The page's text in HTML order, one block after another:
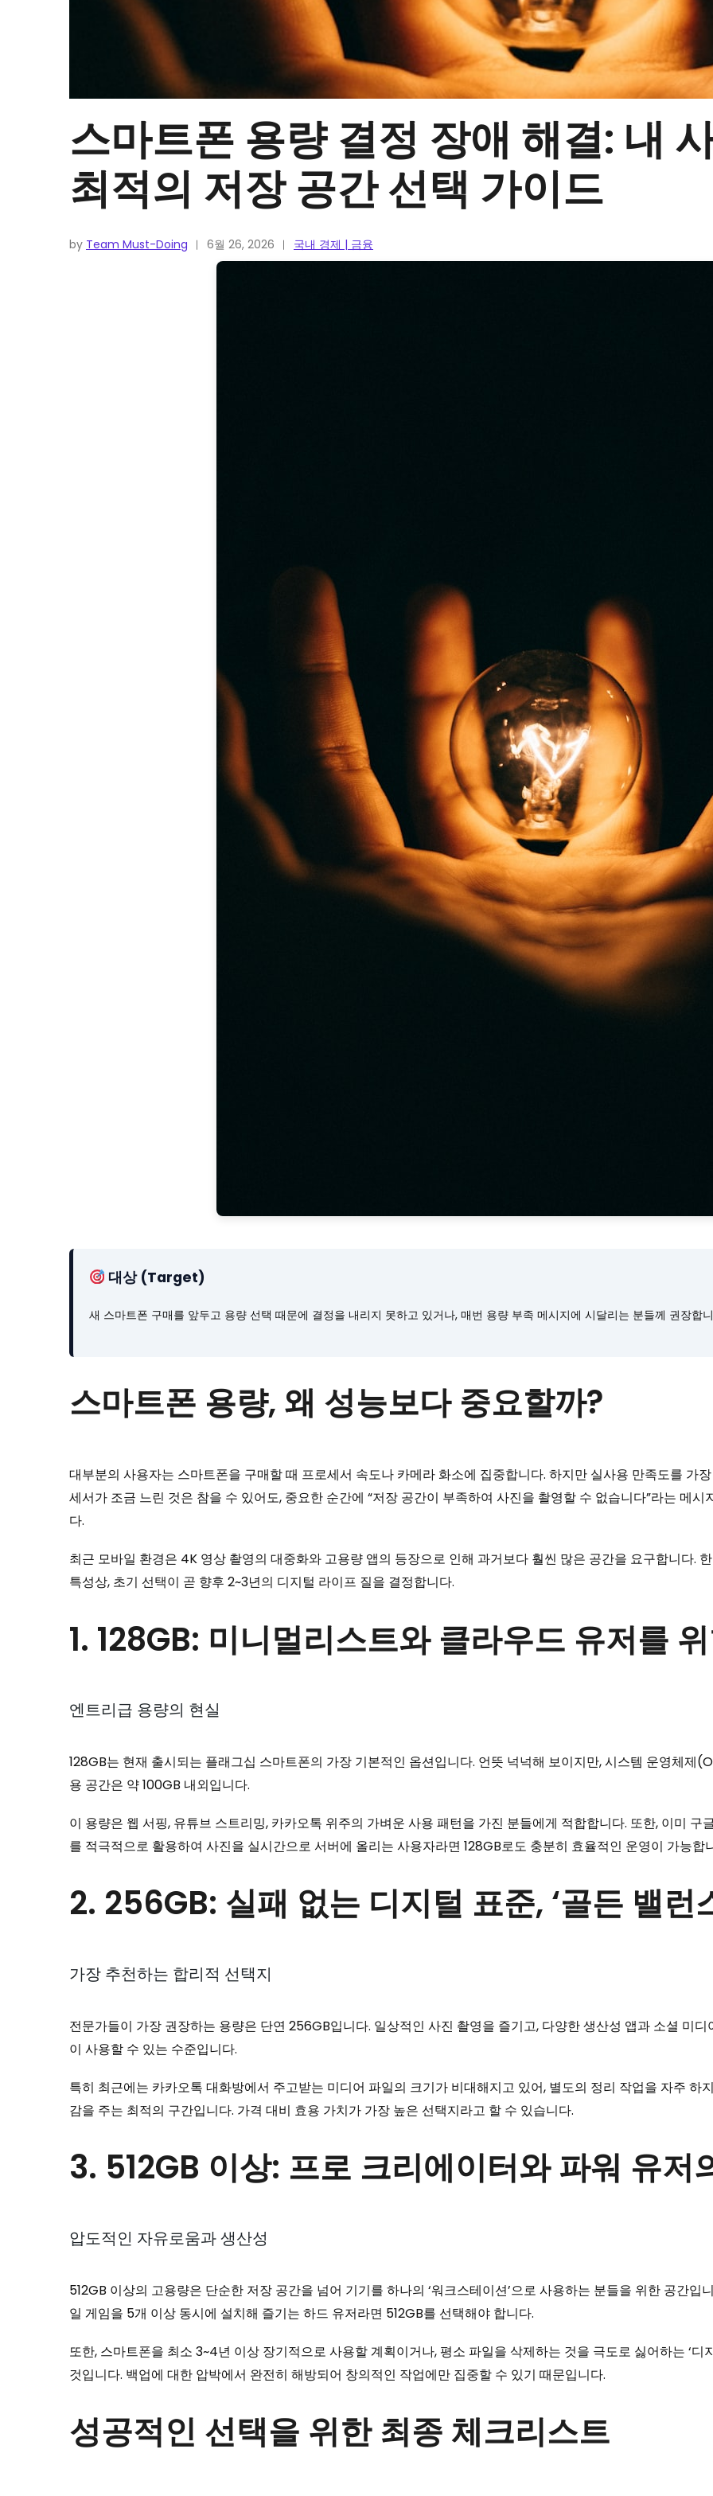
스마트폰 용량 결정 장애 해결: 내
최적의 저장 공간 선택 가이드
by Team Must-Doing 6월 26, 2026 국내 경제 | 금융
대상 (Target)
새 스마트폰 구매를 앞두고 용량 선택 때문에 결정을 내리지 못하고 있거나, 매번 용량 부족 메시지에 시달리는 분들께 권장합
스마트폰 용량, 왜 성능보다 중요할까?
대부분의 사용자는 스마트폰을 구매할 때 프로세서 속도나 카메라 화소에 집중합니다. 하지만 실사용 만족도를 가
세서가 조금 느린 것은 참을 수 있어도, 중요한 순간에 “저장 공간이 부족하여 사진을 촬영할 수 없습니다”라는 메
다.
최근 모바일 환경은 4K 영상 촬영의 대중화와 고용량 앱의 등장으로 인해 과거보다 훨씬 많은 공간을 요구합니다.
특성상, 초기 선택이 곧 향후 2~3년의 디지털 라이프 질을 결정합니다.
1. 128GB: 미니멀리스트와 클라우드 유저를
엔트리급 용량의 현실
128GB는 현재 출시되는 플래그십 스마트폰의 가장 기본적인 옵션입니다. 언뜻 넉넉해 보이지만, 시스템 운영체제
용 공간은 약 100GB 내외입니다.
이 용량은 웹 서핑, 유튜브 스트리밍, 카카오톡 위주의 가벼운 사용 패턴을 가진 분들에게 적합합니다. 또한, 이미
를 적극적으로 활용하여 사진을 실시간으로 서버에 올리는 사용자라면 128GB로도 충분히 효율적인 운영이 가능합
2. 256GB: 실패 없는 디지털 표준, ‘골든 밸런
가장 추천하는 합리적 선택지
전문가들이 가장 권장하는 용량은 단연 256GB입니다. 일상적인 사진 촬영을 즐기고, 다양한 생산성 앱과 소셜 미
이 사용할 수 있는 수준입니다.
특히 최근에는 카카오톡 대화방에서 주고받는 미디어 파일의 크기가 비대해지고 있어, 별도의 정리 작업을 자주
감을 주는 최적의 구간입니다. 가격 대비 효용 가치가 가장 높은 선택지라고 할 수 있습니다.
3. 512GB 이상: 프로 크리에이터와 파워 유저
압도적인 자유로움과 생산성
512GB 이상의 고용량은 단순한 저장 공간을 넘어 기기를 하나의 ‘워크스테이션’으로 사용하는 분들을 위한 공간
일 게임을 5개 이상 동시에 설치해 즐기는 하드 유저라면 512GB를 선택해야 합니다.
또한, 스마트폰을 최소 3~4년 이상 장기적으로 사용할 계획이거나, 평소 파일을 삭제하는 것을 극도로 싫어하는 ‘디
것입니다. 백업에 대한 압박에서 완전히 해방되어 창의적인 작업에만 집중할 수 있기 때문입니다.
성공적인 선택을 위한 최종 체크리스트